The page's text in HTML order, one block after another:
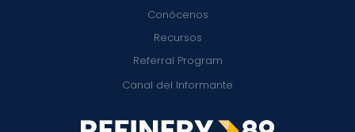
Conócenos
Recursos
Referral Program
Canal del Informante